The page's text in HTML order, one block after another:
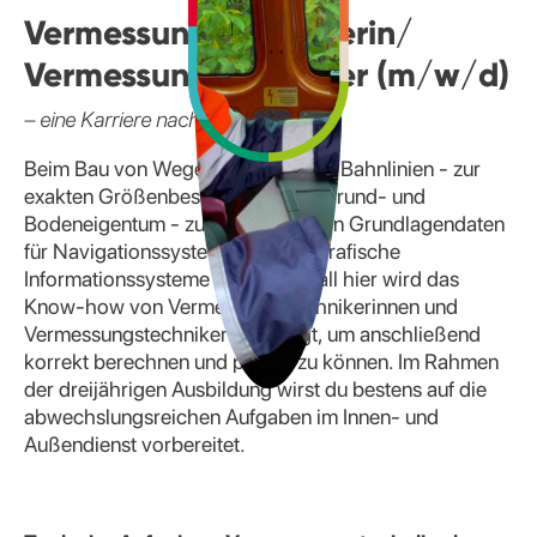
Vermessungstechnikerin/
Vermessungstechniker (m/w/d)
– eine Karriere nach Maß
Beim Bau von Wegen, Straßen und Bahnlinien - zur
exakten Größenbestimmung von Grund- und
Bodeneigentum - zum Ermitteln von Grundlagendaten
für Navigationssysteme und Geografische
Informationssysteme (GIS). Überall hier wird das
Know-how von Vermessungstechnikerinnen und
Vermessungstechnikern benötigt, um anschließend
korrekt berechnen und planen zu können. Im Rahmen
der dreijährigen Ausbildung wirst du bestens auf die
abwechslungsreichen Aufgaben im Innen- und
Außendienst vorbereitet.